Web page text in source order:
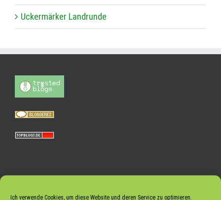
Ich verwende Cookies, um diese Website und deren Service zu optimieren.
Ucker­mär­ker Landrunde